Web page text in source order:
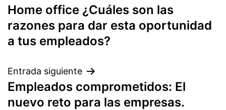
Home office ¿Cuáles son las
razones para dar esta oportunidad
a tus empleados?
Entrada siguiente
Empleados comprometidos: El
nuevo reto para las empresas.